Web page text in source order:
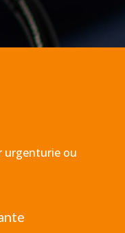
urgenturie ou